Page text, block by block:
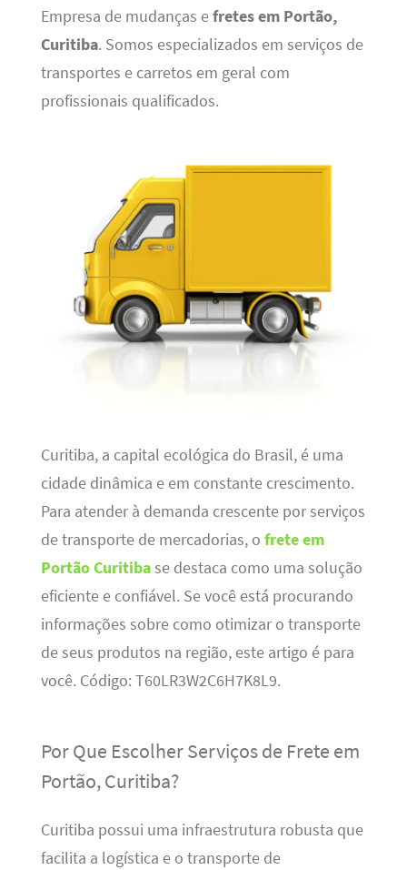
Empresa de mudanças efretes em Portão,
Curitiba. Somos especializados em serviços de
transportes e carretos em geral com
profissionais qualificados.
Curitiba, a capital ecológica do Brasil, é uma
cidade dinâmica e em constante crescimento.
Para atender à demanda crescente por serviços
de transporte de mercadorias, o frete em
Portão Curitibase destaca como uma solução
eficiente e confiável. Se você está procurando
informações sobre como otimizar o transporte
de seus produtos na região, este artigo é para
você. Código: T60LR3W2C6H7K8L9.
Por Que Escolher Serviços de Frete em
Portão, Curitiba?
Curitiba possui uma infraestrutura robusta que
facilita a logística e o transporte de